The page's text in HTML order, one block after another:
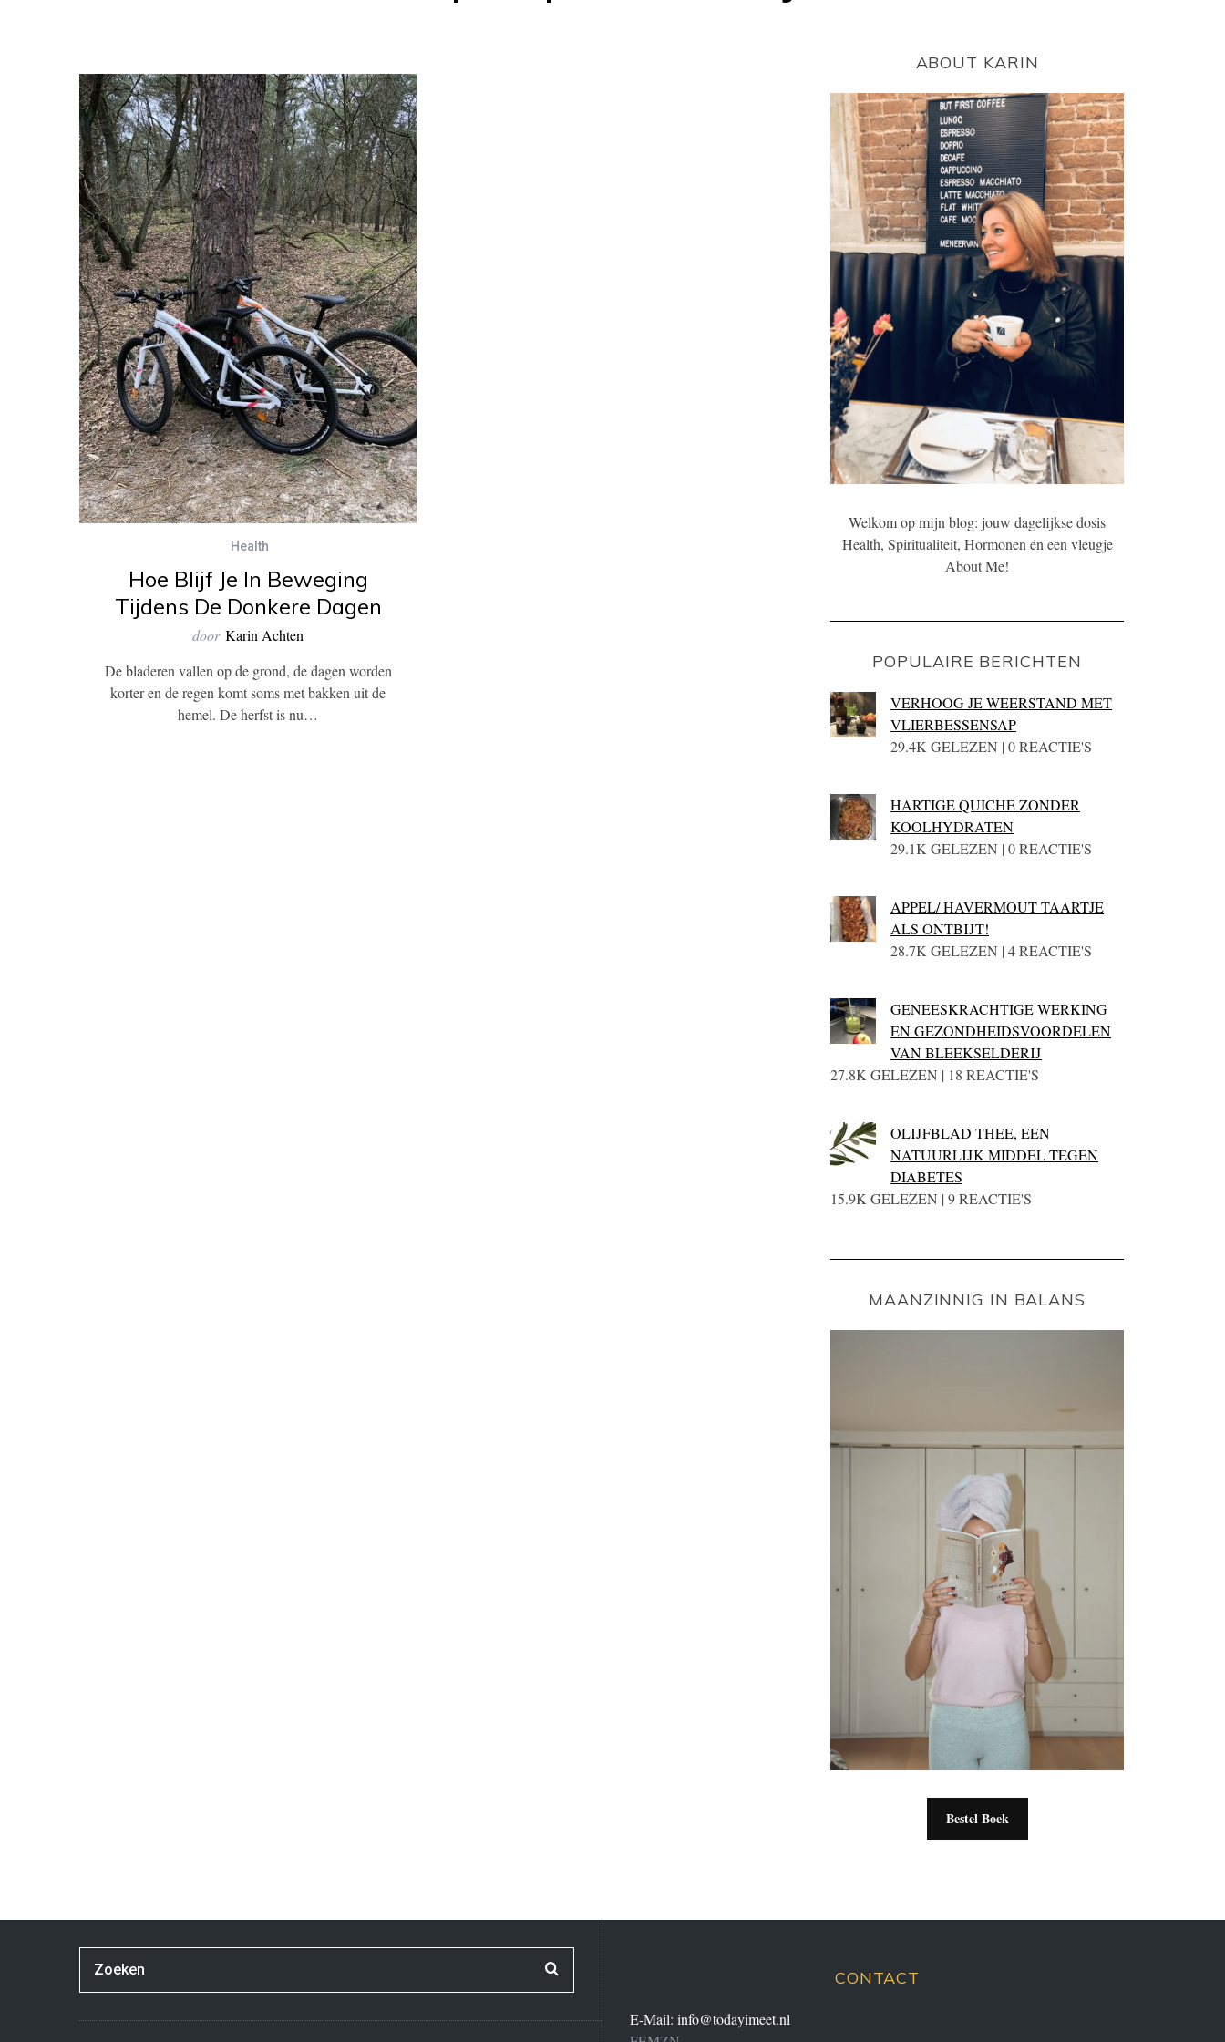
Health
Hoe Blijf Je In Beweging
Tijdens De Donkere Dagen
door Karin Achten
De bladeren vallen op de grond, de dagen worden
korter en de regen komt soms met bakken uit de
hemel. De herfst is nu…
ABOUT KARIN
Welkom op mijn blog: jouw dagelijkse dosis
Health, Spiritualiteit, Hormonen én een vleugje
About Me!
POPULAIRE BERICHTEN
VERHOOG JE WEERSTAND MET
VLIERBESSENSAP
29.4K GELEZEN | 0 REACTIE'S
HARTIGE QUICHE ZONDER
KOOLHYDRATEN
29.1K GELEZEN | 0 REACTIE'S
APPEL/ HAVERMOUT TAARTJE
ALS ONTBIJT!
28.7K GELEZEN | 4 REACTIE'S
GENEESKRACHTIGE WERKING
EN GEZONDHEIDSVOORDELEN
VAN BLEEKSELDERIJ
27.8K GELEZEN | 18 REACTIE'S
OLIJFBLAD THEE, EEN
NATUURLIJK MIDDEL TEGEN
DIABETES
15.9K GELEZEN | 9 REACTIE'S
MAANZINNIG IN BALANS
Bestel Boek
CONTACT
E-Mail:info@todayimeet.nl